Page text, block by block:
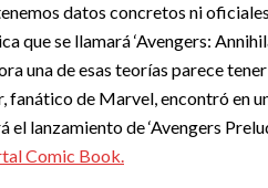
datos concretos ni oficiales
se llamará ‘Avengers:
una de esas teorías parece
de Marvel, encontró en
lanzamiento de ‘Avengers
Comic Book.